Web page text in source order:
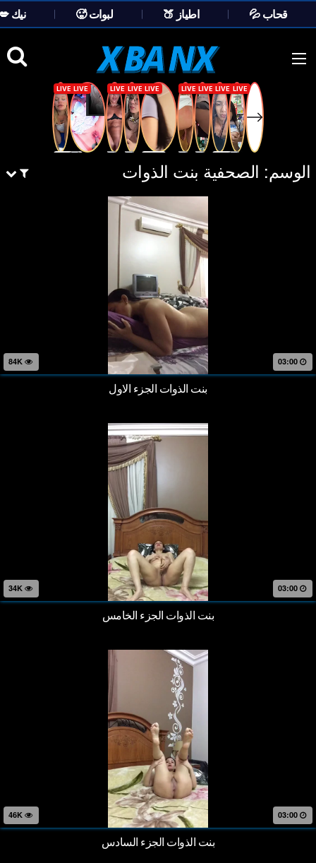
💦 قحاب 🍑 اطياز 🥵 لبوات
💋 نيك
content
الوسم: الصحفية بنت الذوات
03:00
بنت الذوات الجزء الاول
03:00
بنت الذوات الجزء الخامس
03:00
بنت الذوات الجزء السادس